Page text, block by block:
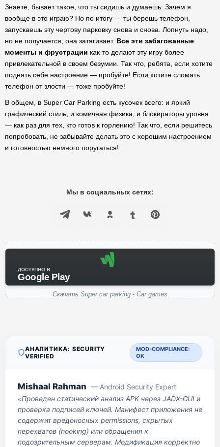
Знаете, бывает такое, что ты сидишь и думаешь: Зачем я
вообще в это играю? Но по итогу — ты берешь телефон,
запускаешь эту чертову парковку снова и снова. Лопнуть надо,
но не получается, она затягивает. Все эти забагованные
моменты и фрустрации как-то делают эту игру более
привлекательной в своем безумии. Так что, ребята, если хотите
поднять себе настроение — пробуйте! Если хотите сломать
телефон от злости — тоже пробуйте!
В общем, в Super Car Parking есть кусочек всего: и яркий
графический стиль, и комичная физика, и блокираторы уровня
— как раз для тех, кто готов к горлению! Так что, если решитесь
попробовать, не забывайте делать это с хорошим настроением
и готовностью немного поругаться!
Мы в социальных сетях:
ДОСТУПНО В
Google Play
Скачать Super car parking - Car games
АНАЛИТИКА: SECURITY
VERIFIED
MOD-COMPLIANCE:
OK
Mishaal Rahman — Android Security Expert
«Проведен статический анализ APK через JADX-GUI и
проверка подписей ключей. Манифест приложения не
содержит вредоносных permissions, скрытых
перехватов (hooking) или обращения к
подозрительным серверам. Модификация корректно